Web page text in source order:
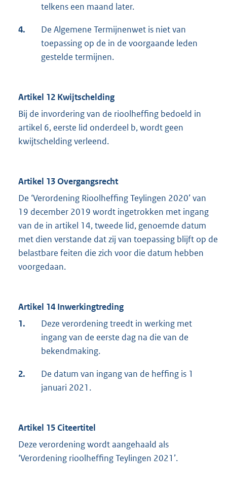
telkens een maand later.
4.
De Algemene Termijnenwet is niet van
toepassing op de in de voorgaande leden
gestelde termijnen.
Artikel 12 Kwijtschelding
Bij de invordering van de rioolheffing bedoeld in
artikel 6, eerste lid onderdeel b, wordt geen
kwijtschelding verleend.
Artikel 13 Overgangsrecht
De ‘Verordening Rioolheffing Teylingen 2020’ van
19 december 2019 wordt ingetrokken met ingang
van de in artikel 14, tweede lid, genoemde datum
met dien verstande dat zij van toepassing blijft op de
belastbare feiten die zich voor die datum hebben
voorgedaan.
Artikel 14 Inwerkingtreding
1.
Deze verordening treedt in werking met
ingang van de eerste dag na die van de
bekendmaking.
2.
De datum van ingang van de heffing is 1
januari 2021.
Artikel 15 Citeertitel
Deze verordening wordt aangehaald als
‘Verordening rioolheffing Teylingen 2021’.